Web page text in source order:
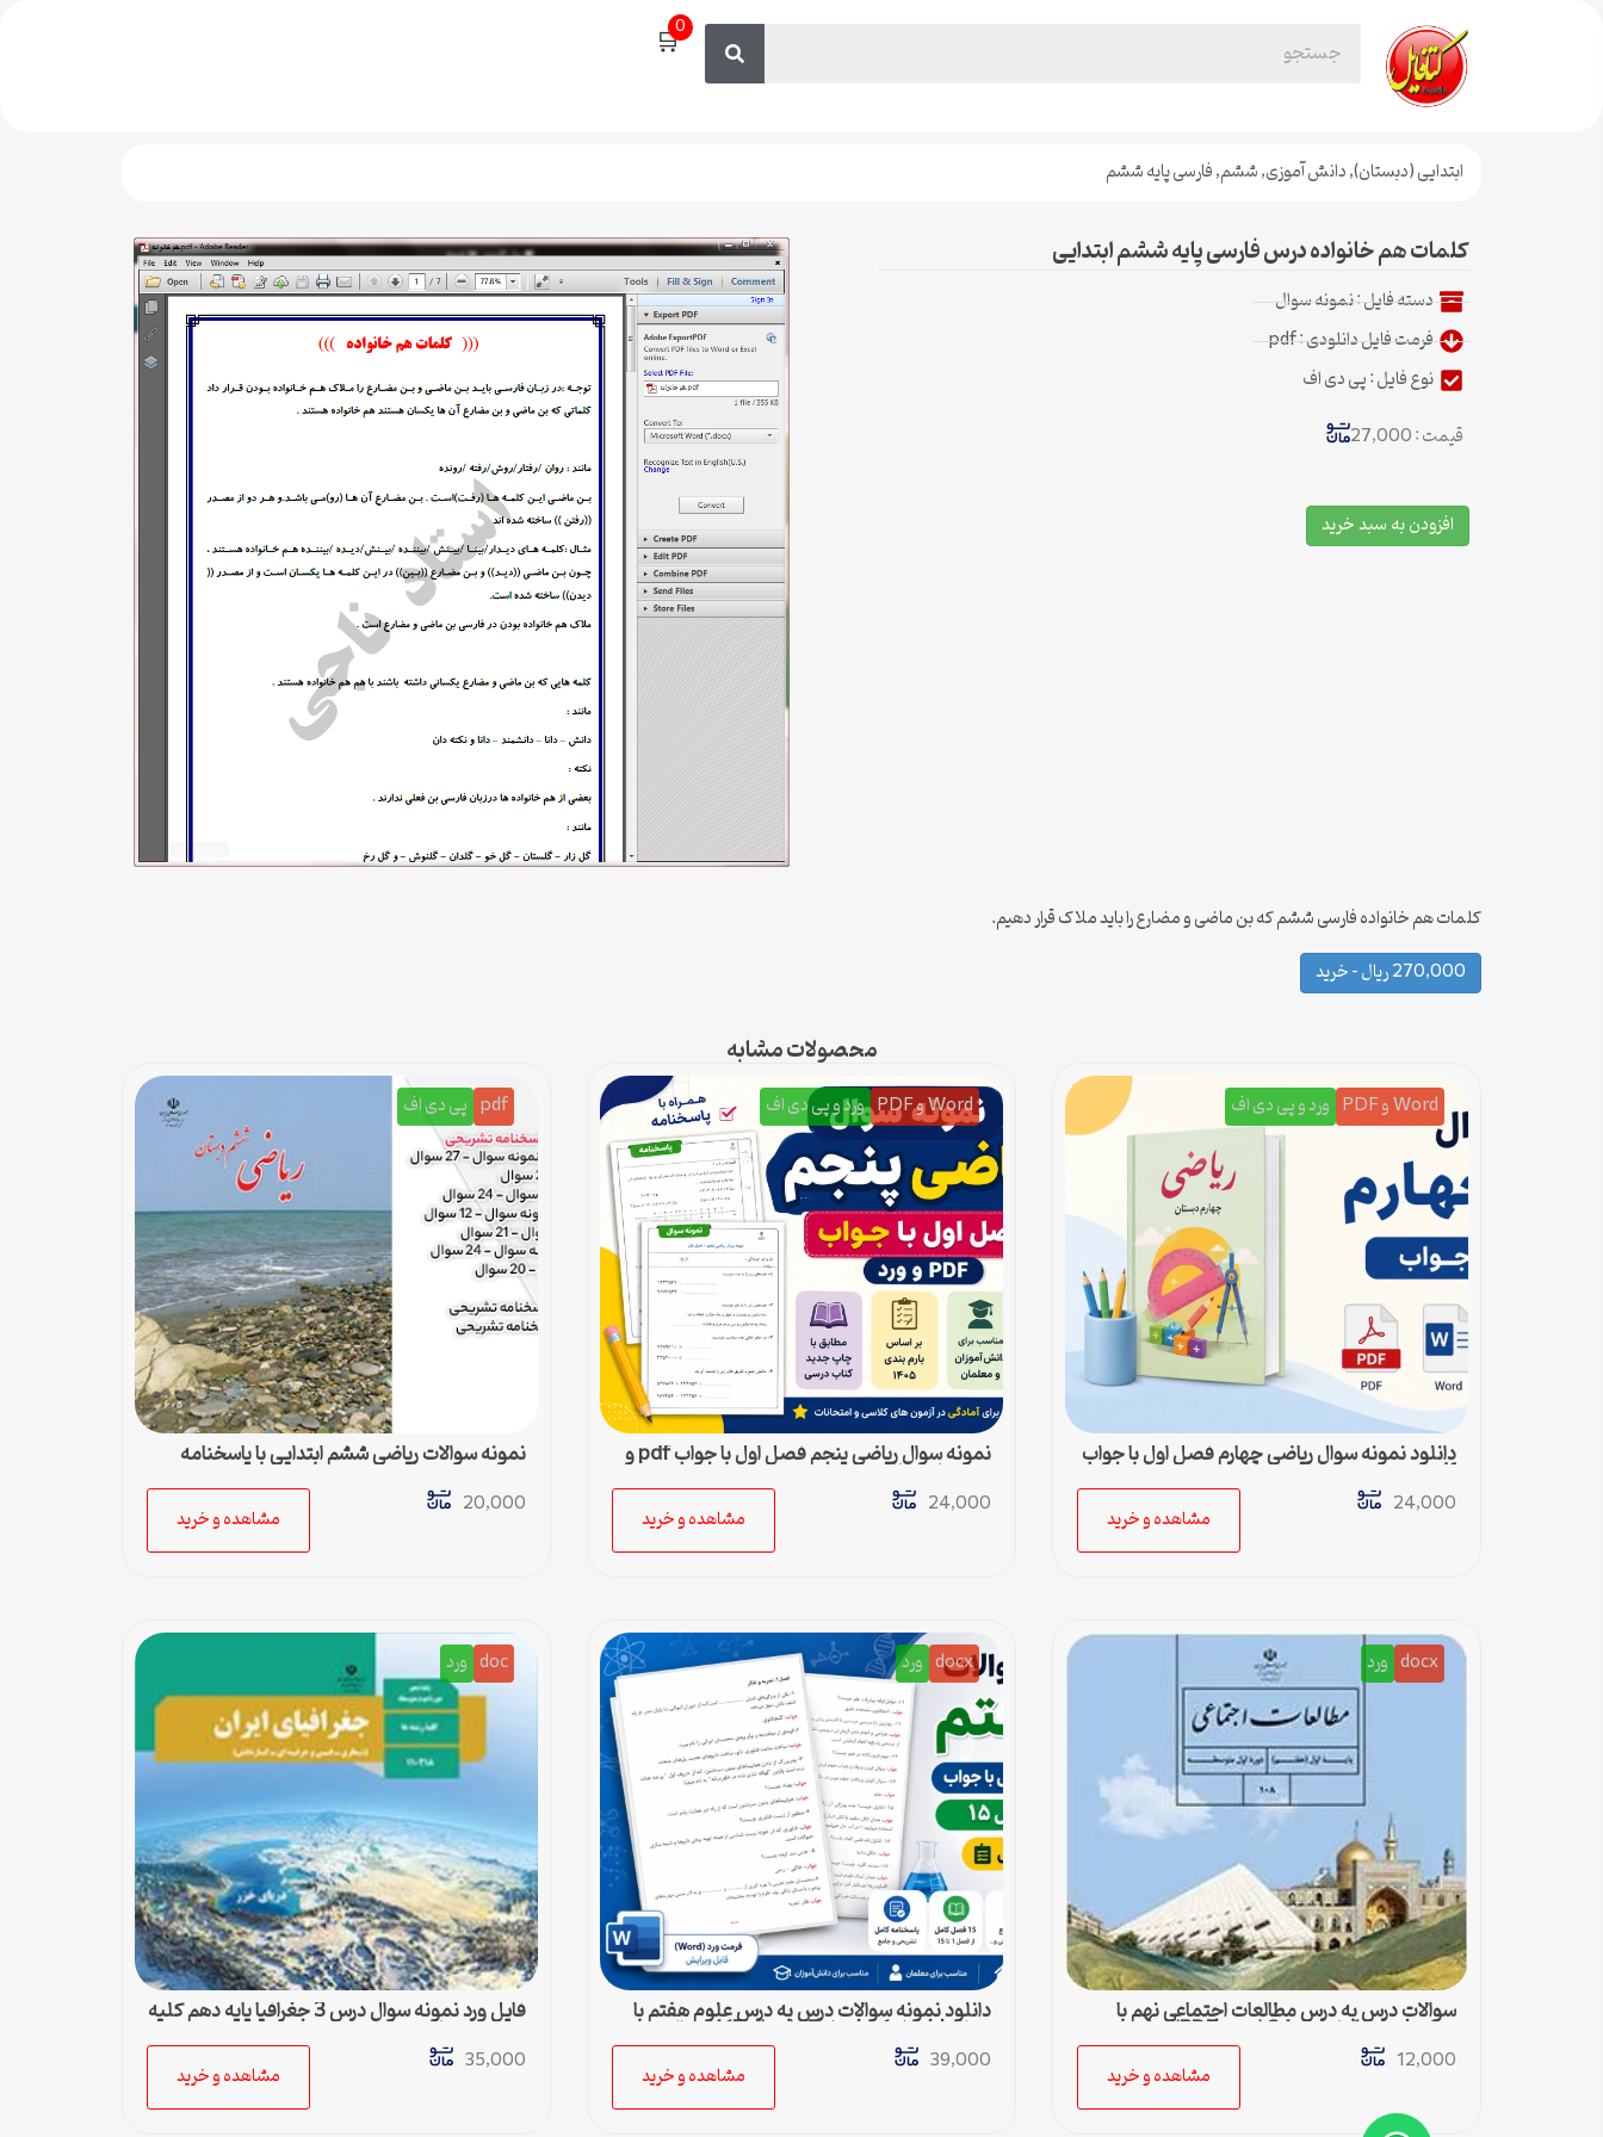
🛒0
ابتدایی (دبستان),دانش آموزی,ششم,فارسی پایه ششم
کلمات هم خانواده درس فارسی پایه ششم ابتدایی
دسته فایل :نمونه سوال
فرمت فایل دانلودی : pdf
نوع فایل : پی دی اف
قیمت : 27,000
افزودن به سبد خرید
کلمات هم خانواده فارسی ششم که بن ماضی و مضارع را باید ملاک قرار دهیم.
270,000 ریال – خرید
محصولات مشابه
Word و PDF ورد و پی دی اف
دانلود نمونه سوال ریاضی چهارم فصل اول با جواب
pdf و ورد
24,000
مشاهده و خرید
Word و PDF ورد و پی دی اف
نمونه سوال ریاضی پنجم فصل اول با جواب pdf و
ورد + پاسخنامه
24,000
مشاهده و خرید
pdf پی دی اف
نمونه سوالات ریاضی ششم ابتدایی با پاسخنامه
تشریحی
20,000
مشاهده و خرید
docx ورد
سوالات درس به درس مطالعات اجتماعی نهم با
جواب | درس 1 تا درس 24 (ورد و PDF)
12,000
مشاهده و خرید
docx ورد
دانلود نمونه سوالات درس به درس علوم هفتم با
جواب | فصل 1 تا فصل 15 (ورد) – 415 سوال
39,000
مشاهده و خرید
doc ورد
فایل ورد نمونه سوال درس 3 جغرافیا پایه دهم کلیه
رشته ها + پاسخ
35,000
مشاهده و خرید